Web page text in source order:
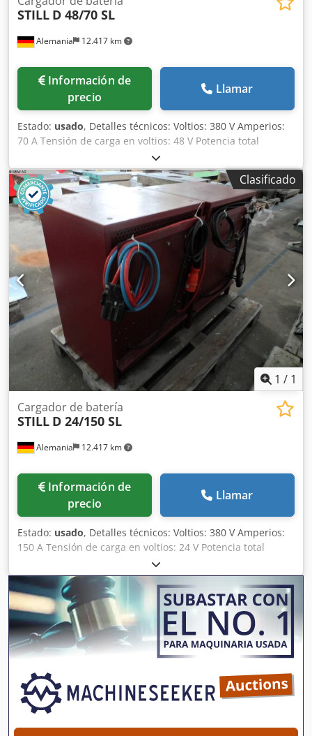
Alemania 12.417 km
STILL D 48/70 SL
Información de
precio
Llamar
Estado: usado, Detalles técnicos: Voltios: 380 V Amperios:
70 A Tensión de carga en voltios: 48 V Potencia total
necesaria: aprox. 1,7 kW Peso de la máquina aprox.: 100 kg
Espacio necesario aprox. LxAnxAl: 0,5x0,6x0,8 m Cargador
de batería para carretillas elevadoras eléctricas,
transpaletas eléctricas - con cable de carga Accesorios: -
Cable adaptador Chjdpfeu Nu S Eox Amuoa Estado: usado,
nuestra venta como es y descrito, sin prueba *
Clasificado
1 / 1
Alemania 12.417 km
Cargador de batería
STILL D 24/150 SL
Información de
precio
Llamar
Estado: usado, Detalles técnicos: Voltios: 380 V Amperios:
150 A Tensión de carga en voltios: 24 V Potencia total
necesaria: 3,6 kW Peso de la máquina aprox.: 100 kg
Espacio necesario aprox. LxAnxAl: 0,5x0,6x0,8 m Cargador
de batería para carretillas elevadoras eléctricas,
transpaletas eléctricas - 3 piezas disponibles - Los 3
dispositivos están equipados con cable de carga. Estado:
no probado. Csdpfx Aeu Nu Srsmusha ¡Se vende como
está! ¡Al precio de venta! *